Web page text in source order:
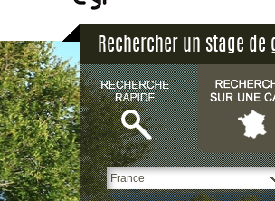
Rechercher un stage de